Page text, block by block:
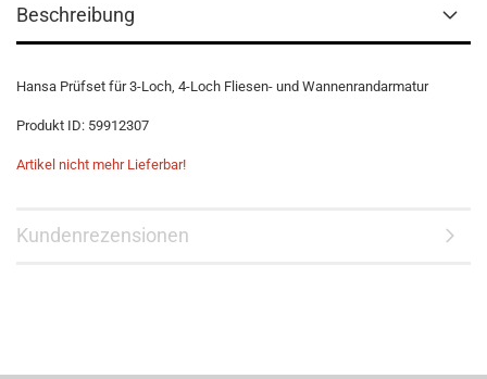
Beschreibung
Hansa Prüfset für 3-Loch, 4-Loch Fliesen- und Wannenrandarmatur
Produkt ID: 59912307
Artikel nicht mehr Lieferbar!
Kundenrezensionen